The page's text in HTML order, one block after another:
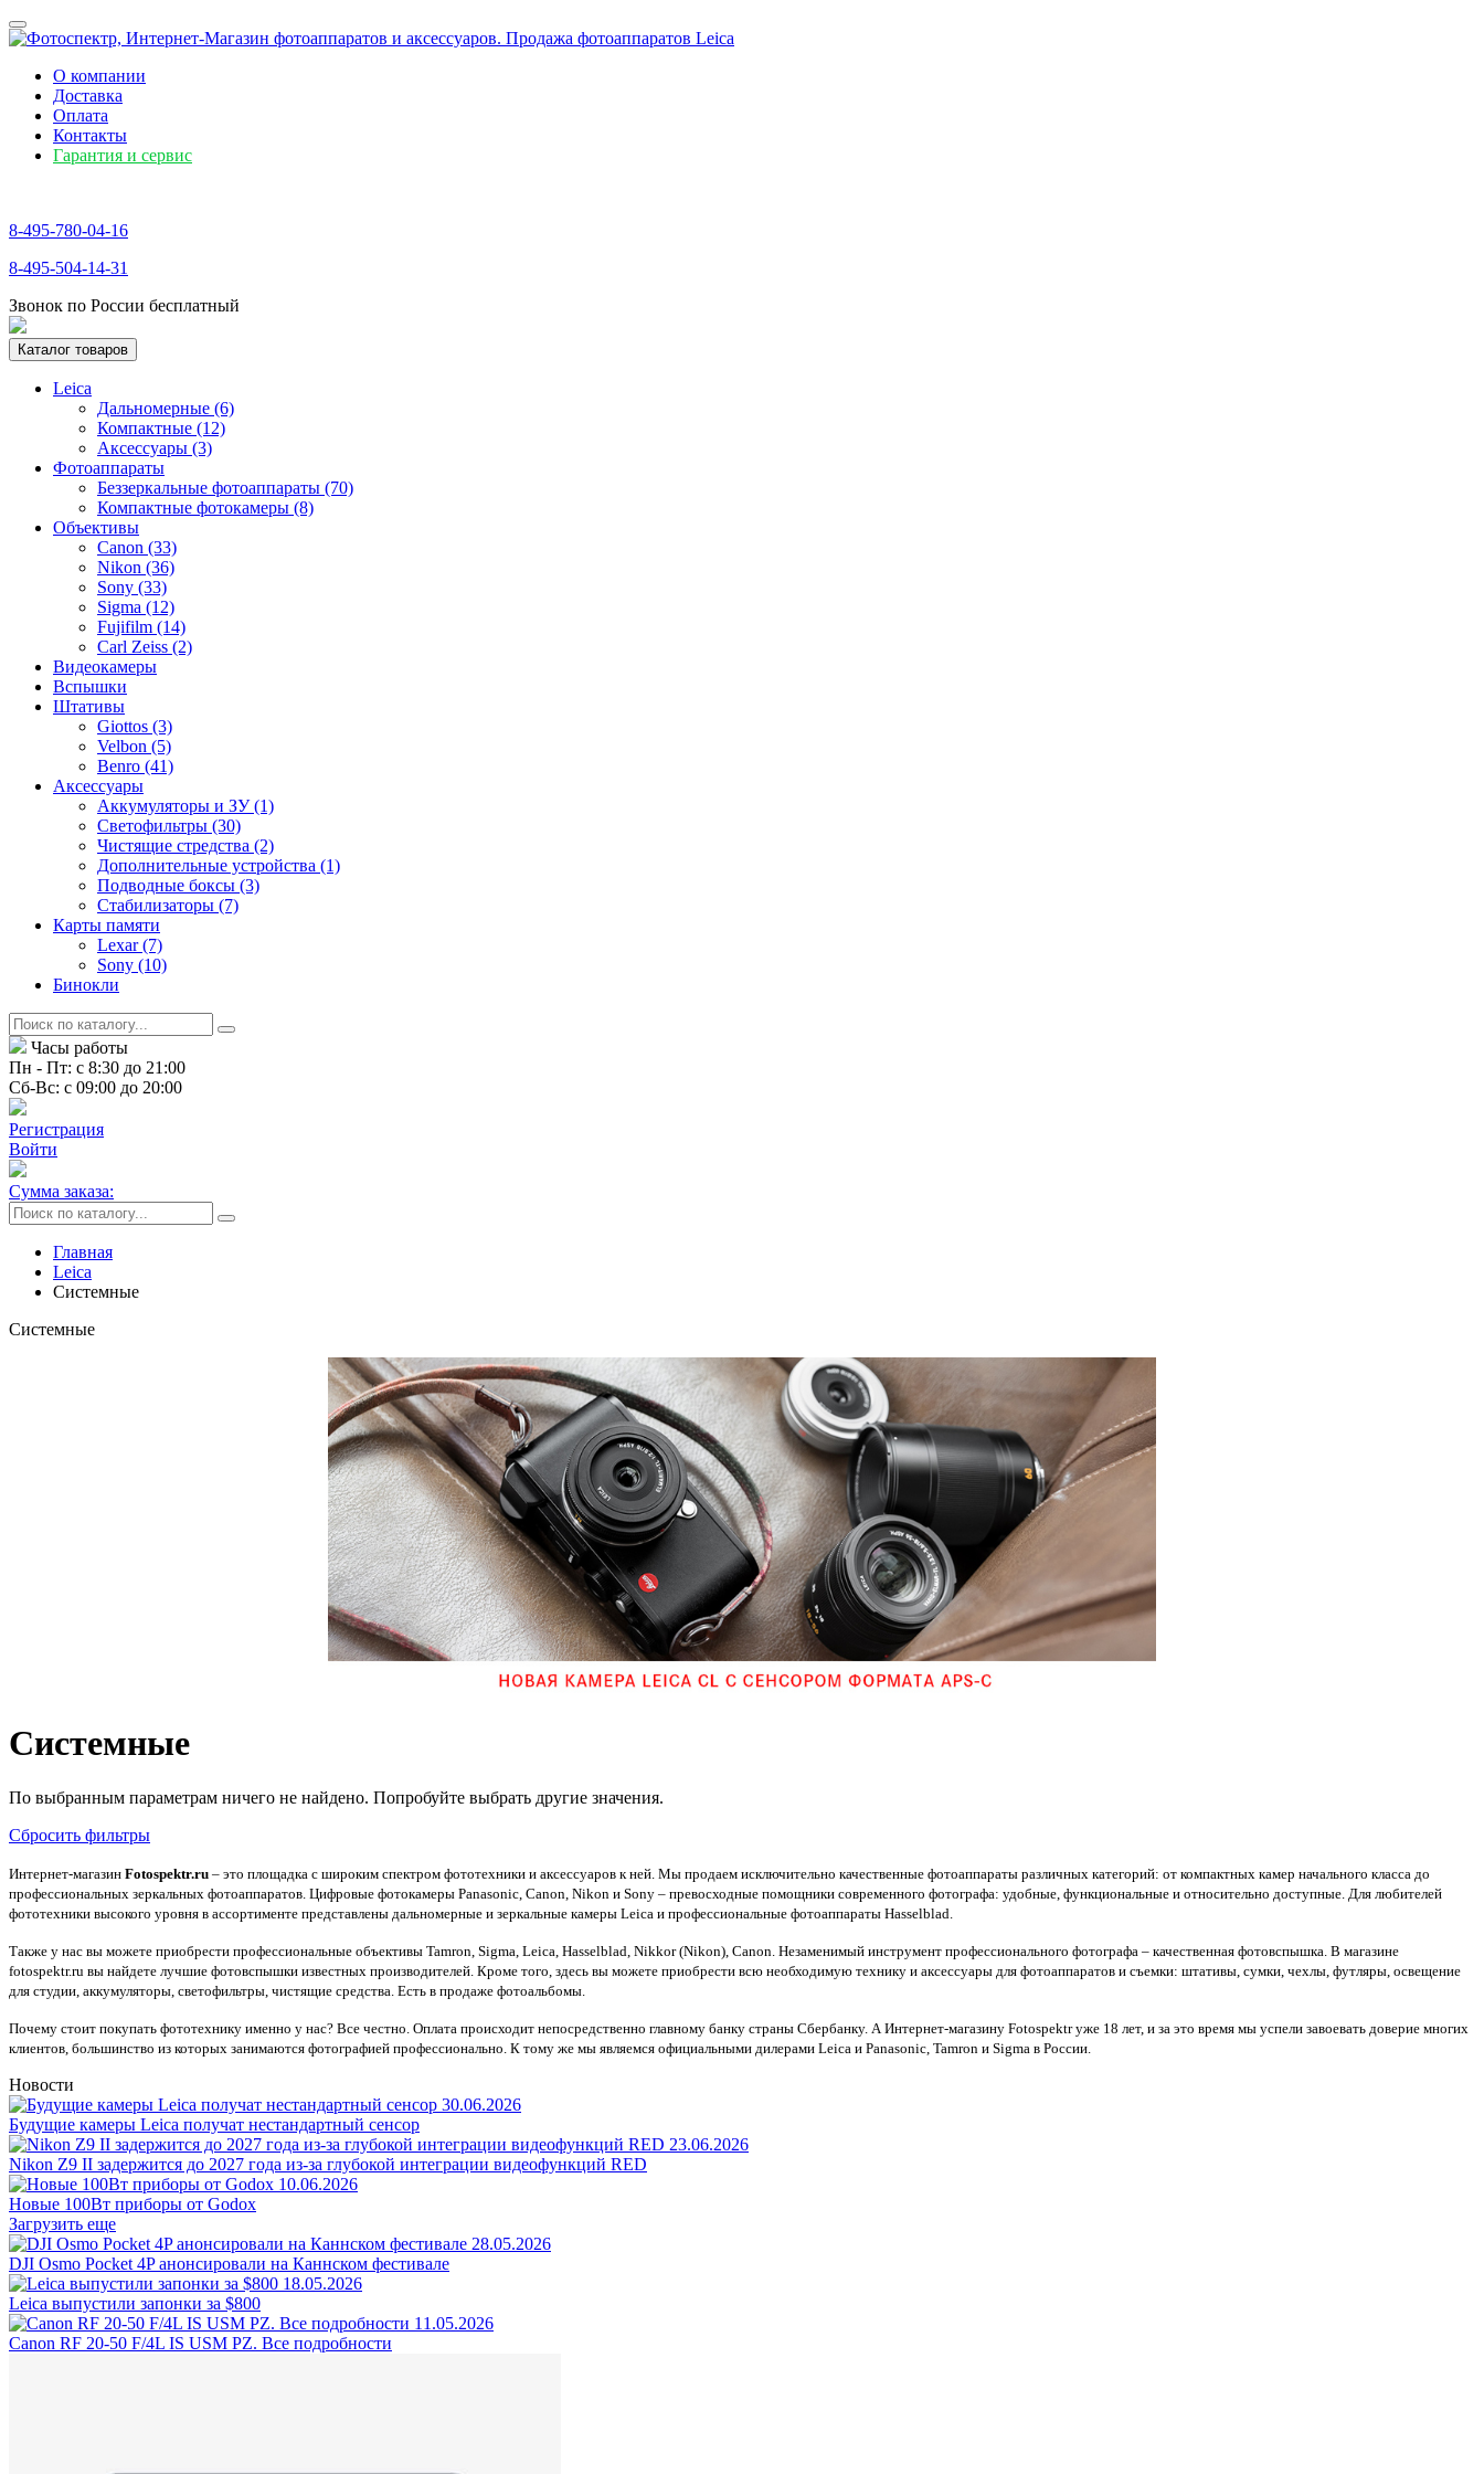
О компании
Доставка
Оплата
Контакты
Гарантия и сервис
8-495-780-04-16
8-495-504-14-31
Звонок по России бесплатный
Каталог товаров
Leica
Дальномерные (6)
Компактные (12)
Аксессуары (3)
Фотоаппараты
Беззеркальные фотоаппараты (70)
Компактные фотокамеры (8)
Объективы
Canon (33)
Nikon (36)
Sony (33)
Sigma (12)
Fujifilm (14)
Carl Zeiss (2)
Видеокамеры
Вспышки
Штативы
Giottos (3)
Velbon (5)
Benro (41)
Аксессуары
Аккумуляторы и ЗУ (1)
Светофильтры (30)
Чистящие стредства (2)
Дополнительные устройства (1)
Подводные боксы (3)
Стабилизаторы (7)
Карты памяти
Lexar (7)
Sony (10)
Бинокли
Часы работы
Пн - Пт: с 8:30 до 21:00
Сб-Вс: с 09:00 до 20:00
Регистрация
Войти
Сумма заказа:
Главная
Leica
Системные
Системные
Системные
По выбранным параметрам ничего не найдено. Попробуйте выбрать другие значения.
Сбросить фильтры
Интернет-магазин Fotospektr.ru – это площадка с широким спектром фототехники и аксессуаров к ней. Мы продаем исключительно качественные фотоаппараты различных категорий: от компактных камер начального класса до
профессиональных зеркальных фотоаппаратов. Цифровые фотокамеры Panasonic, Canon, Nikon и Sony – превосходные помощники современного фотографа: удобные, функциональные и относительно доступные. Для любителей
фототехники высокого уровня в ассортименте представлены дальномерные и зеркальные камеры Leica и профессиональные фотоаппараты Hasselblad.
Также у нас вы можете приобрести профессиональные объективы Tamron, Sigma, Leiсa, Hasselblad, Nikkor (Nikon), Canon. Незаменимый инструмент профессионального фотографа – качественная фотовспышка. В магазине
fotospektr.ru вы найдете лучшие фотовспышки известных производителей. Кроме того, здесь вы можете приобрести всю необходимую технику и аксессуары для фотоаппаратов и съемки: штативы, сумки, чехлы, футляры, освещение
для студии, аккумуляторы, светофильтры, чистящие средства. Есть в продаже фотоальбомы.
Почему стоит покупать фототехнику именно у нас? Все честно. Оплата происходит непосредственно главному банку страны Сбербанку. А Интернет-магазину Fotospektr уже 18 лет, и за это время мы успели завоевать доверие многих
клиентов, большинство из которых занимаются фотографией профессионально. К тому же мы являемся официальными дилерами Leica и Panasonic, Tamron и Sigma в России.
Новости
30.06.2026
Будущие камеры Leica получат нестандартный сенсор
23.06.2026
Nikon Z9 II задержится до 2027 года из-за глубокой интеграции видеофункций RED
10.06.2026
Новые 100Вт приборы от Godox
Загрузить еще
28.05.2026
DJI Osmo Pocket 4P анонсировали на Каннском фестивале
18.05.2026
Leica выпустили запонки за $800
11.05.2026
Canon RF 20-50 F/4L IS USM PZ. Все подробности